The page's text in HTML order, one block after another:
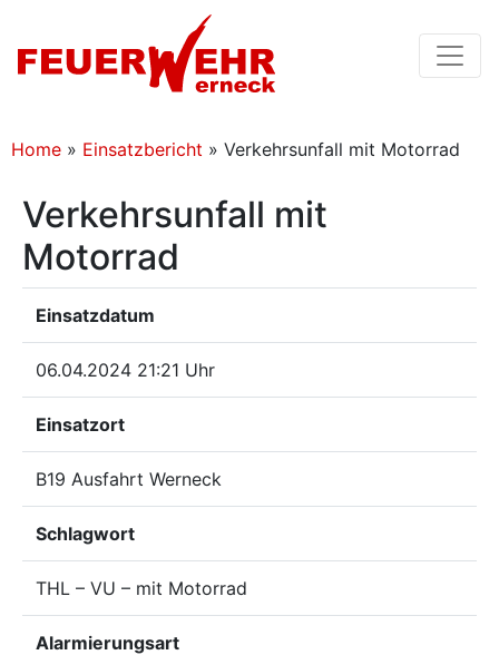
Home » Einsatzbericht » Verkehrsunfall mit Motorrad
Verkehrsunfall mit
Motorrad
Einsatzdatum
06.04.2024 21:21 Uhr
Einsatzort
B19 Ausfahrt Werneck
Schlagwort
THL – VU – mit Motorrad
Alarmierungsart